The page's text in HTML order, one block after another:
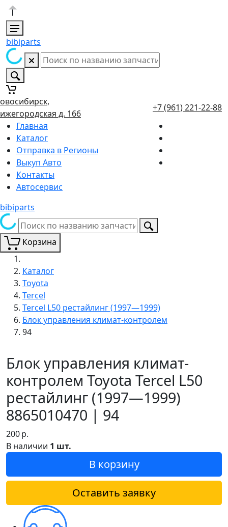
bibiparts
д. 166
+7 (961) 221-22-88
Главная
Каталог
Отправка в Регионы
Выкуп Авто
Контакты
Автосервис
bibiparts
Корзина
Каталог
Toyota
Tercel
Tercel L50 рестайлинг (1997—1999)
Блок управления климат-контролем
94
Блок управления климат-
контролем Toyota Tercel L50
рестайлинг (1997—1999)
8865010470 | 94
200р.
В наличии 1 шт.
В корзину
Оставить заявку